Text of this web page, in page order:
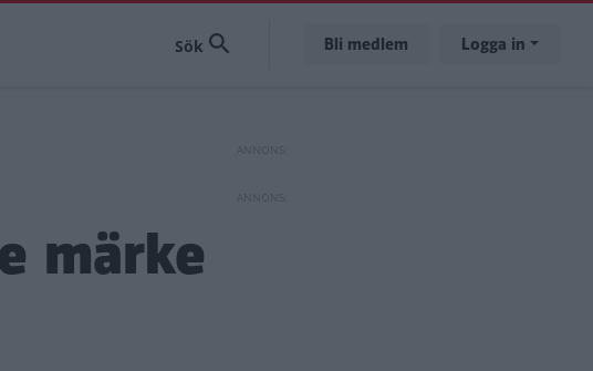
Bli medlem Logga in
märke